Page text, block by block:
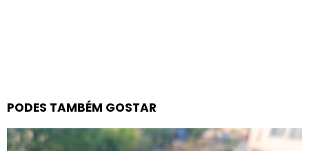
PODES TAMBÉM GOSTAR